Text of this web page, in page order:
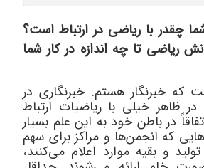
چقدر با ریاضی در ارتباط است؟
ریاضی تا چه اندازه در کار شما
خبرنگار هستم. خبرنگاری در
ظاهر خیلی با ریاضیات ارتباط
در باطن خود به این علم بسیار
که انجمنها و مراکز برای سهم
و بقیه موارد اعلام میکنند،